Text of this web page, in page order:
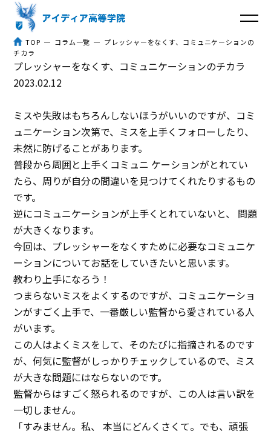
トップ
３つのポイント
体験談
入学までの流れ
よくあるご質問
コラム
アクセス
お問い合わせ
TOP コラム一覧
プレッシャーをなくす、コミュニケーションの
チカラ
プレッシャーをなくす、コミュニケーションのチカラ
2023.02.12
ミスや失敗はもちろんしないほうがいいのですが、コミ
ュニケーション次第で、ミスを上手くフォローしたり、
未然に防げることがあります。
普段から周囲と上手くコミュニ ケーションがとれてい
たら、周りが自分の間違いを見つけてくれたりするもの
です。
逆にコミュニケーションが上手くとれていないと、 問題
が大きくなります。
今回は、プレッシャーをなくすために必要なコミュニケ
ーションについてお話をしていきたいと思います。
教わり上手になろう！
つまらないミスをよくするのですが、コミュニケーショ
ンがすごく上手で、一番厳しい監督から愛されている人
がいます。
この人はよくミスをして、そのたびに指摘されるのです
が、何気に監督がしっかりチェックしているので、ミス
が大きな問題にはならないのです。
監督からはすごく怒られるのですが、この人は言い訳を
一切しません。
「すみません。私、 本当にどんくさくて。でも、頑張